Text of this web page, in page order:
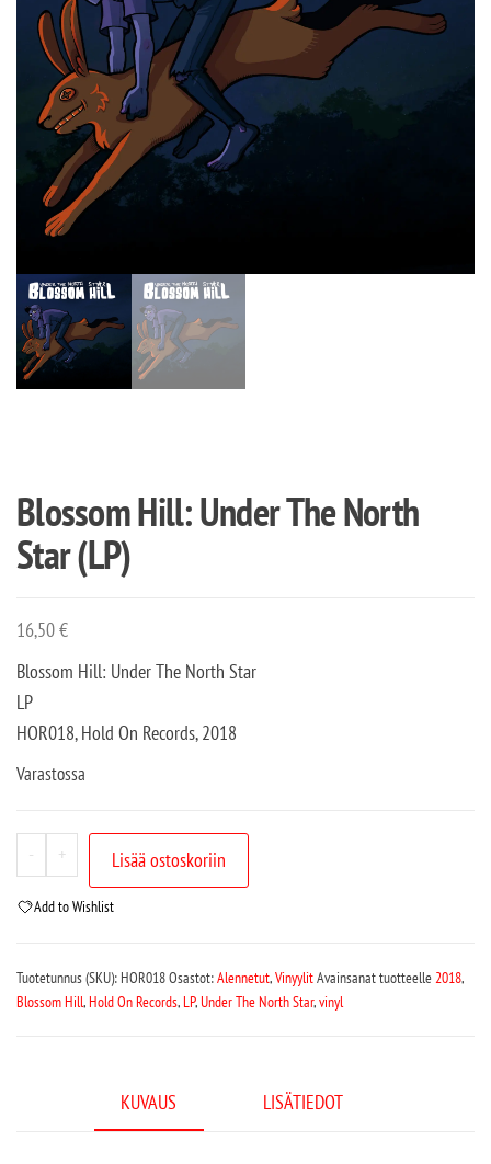
Blossom Hill: Under The North
Star (LP)
16,50€
Blossom Hill: Under The North Star
LP
HOR018, Hold On Records, 2018
Varastossa
- + Lisää ostoskoriin
Add to Wishlist
Tuotetunnus (SKU): HOR018Osastot:Alennetut,VinyylitAvainsanat tuotteelle 2018,
Blossom Hill,Hold On Records,LP,Under The North Star,vinyl
KUVAUS LISÄTIEDOT